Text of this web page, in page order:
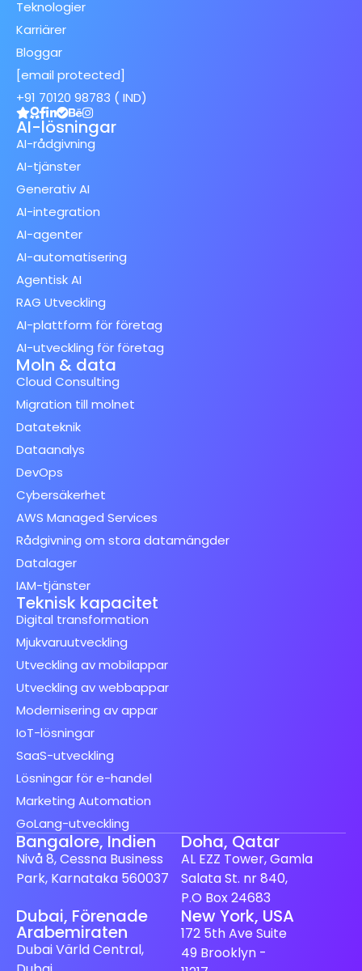
Teknologier
Karriärer
Bloggar
[email protected]
+91 70120 98783 ( IND)
AI-lösningar
AI-rådgivning
AI-tjänster
Generativ AI
AI-integration
AI-agenter
AI-automatisering
Agentisk AI
RAG Utveckling
AI-plattform för företag
AI-utveckling för företag
Moln & data
Cloud Consulting
Migration till molnet
Datateknik
Dataanalys
DevOps
Cybersäkerhet
AWS Managed Services
Rådgivning om stora datamängder
Datalager
IAM-tjänster
Teknisk kapacitet
Digital transformation
Mjukvaruutveckling
Utveckling av mobilappar
Utveckling av webbappar
Modernisering av appar
IoT-lösningar
SaaS-utveckling
Lösningar för e-handel
Marketing Automation
GoLang-utveckling
Bangalore, Indien
Nivå 8, Cessna Business
Park, Karnataka 560037
Doha, Qatar
AL EZZ Tower, Gamla
Salata St. nr 840,
P.O Box 24683
Dubai, Förenade
Arabemiraten
Dubai Värld Central,
New York, USA
172 5th Ave Suite
49 Brooklyn -
Finnish
Spanish (Spain)